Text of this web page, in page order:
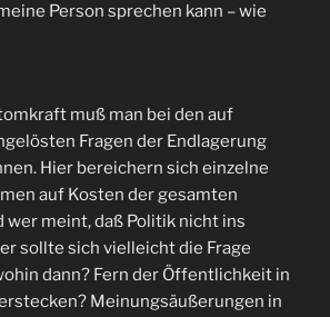
Person sprechen kann – wie
muß man bei den auf
Fragen der Endlagerung
Hier bereichern sich einzelne
auf Kosten der gesamten
wer meint, daß Politik nicht ins
sollte sich vielleicht die Frage
dann? Fern der Öffentlichkeit in
Meinungsäußerungen in